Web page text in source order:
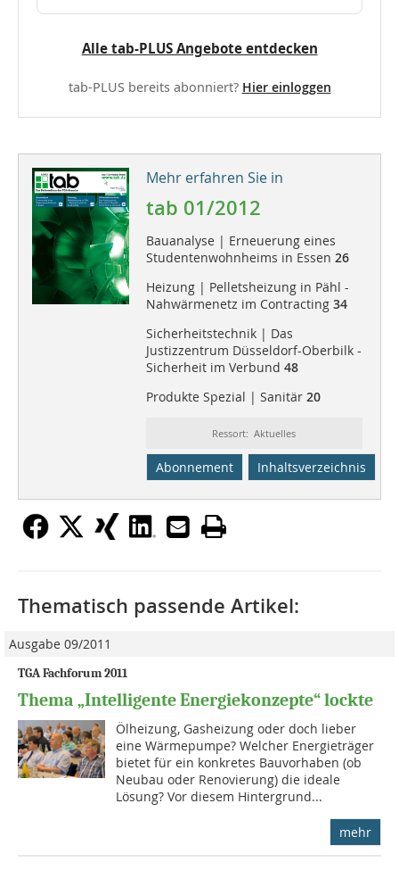
Alle tab-PLUS Angebote entdecken
tab-PLUS bereits abonniert? Hier einloggen
Mehr erfahren Sie in
tab 01/2012
Bauanalyse | Erneuerung eines
Studentenwohnheims in Essen 26
Heizung | Pelletsheizung in Pähl -
Nahwärmenetz im Contracting 34
Sicherheitstechnik | Das
Justizzentrum Düsseldorf-Oberbilk -
Sicherheit im Verbund 48
Produkte Spezial | Sanitär 20
Ressort: Aktuelles
Abonnement Inhaltsverzeichnis
Thematisch passende Artikel:
Ausgabe 09/2011
TGA Fachforum 2011
Thema „Intelligente Energiekonzepte“ lockte
Ölheizung, Gasheizung oder doch lieber
eine Wärmepumpe? Welcher Energieträger
bietet für ein konkretes Bauvorhaben (ob
Neubau oder Renovierung) die ideale
Lösung? Vor diesem Hintergrund...
mehr